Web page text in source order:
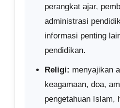
perangkat ajar,
administrasi
informasi penting
pendidikan.
Religi: menyajikan
keagamaan, doa,
pengetahuan Islam,